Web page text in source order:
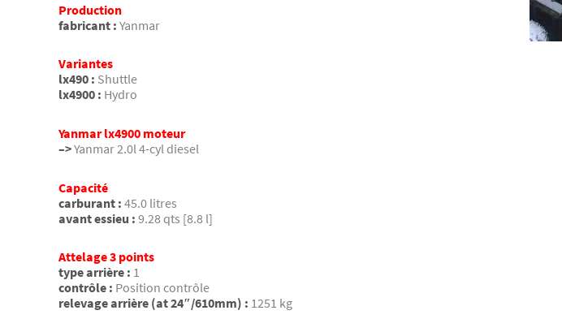
Production
fabricant : Yanmar
Variantes
lx490 : Shuttle
lx4900 : Hydro
Yanmar lx4900 moteur
–>Yanmar 2.0l 4-cyl diesel
Capacité
carburant : 45.0 litres
avant essieu : 9.28 qts [8.8 l]
Attelage 3 points
type arrière : 1
contrôle : Position contrôle
relevage arrière (at 24″/610mm) : 1251 kg